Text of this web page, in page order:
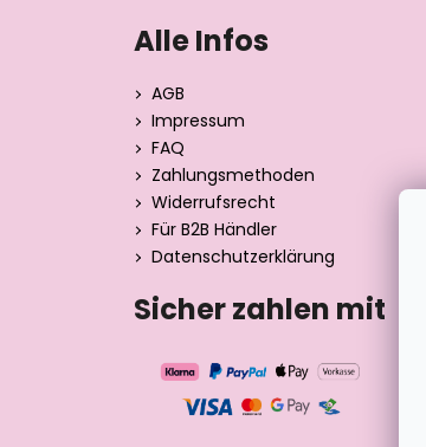
Alle Infos
AGB
Impressum
FAQ
Zahlungsmethoden
Widerrufsrecht
Für B2B Händler
Datenschutzerklärung
Sicher zahlen mit